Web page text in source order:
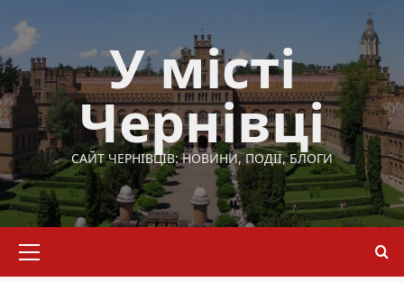
до
вмісту
У місті
Чернівці
САЙТ ЧЕРНІВЦІВ: НОВИНИ, ПОДІЇ, БЛОГИ
меню